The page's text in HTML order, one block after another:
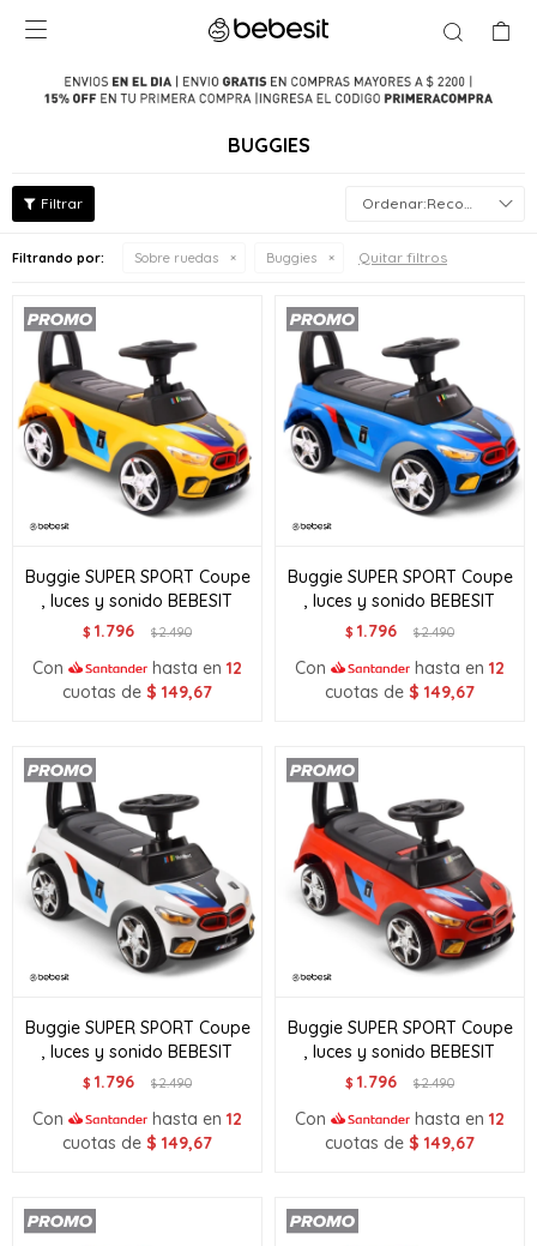

BUGGIES
Recomendados
Filtrando por: Sobre ruedas Buggies Quitar filtros
Buggie SUPER SPORT Coupe
, luces y sonido BEBESIT
$ 1.796 $2.490
Con hasta en 12
cuotas de $ 149,67
Buggie SUPER SPORT Coupe
, luces y sonido BEBESIT
$ 1.796 $2.490
Con hasta en 12
cuotas de $ 149,67
Buggie SUPER SPORT Coupe
, luces y sonido BEBESIT
$ 1.796 $2.490
Con hasta en 12
cuotas de $ 149,67
Buggie SUPER SPORT Coupe
, luces y sonido BEBESIT
$ 1.796 $2.490
Con hasta en 12
cuotas de $ 149,67